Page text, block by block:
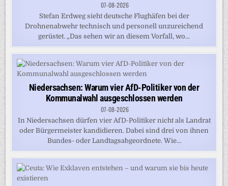
07-08-2026
Stefan Erdweg sieht deutsche Flughäfen bei der
Drohnenabwehr technisch und personell unzureichend
gerüstet. „Das sehen wir an diesem Vorfall, wo...
Niedersachsen: Warum vier AfD-Politiker von der
Kommunalwahl ausgeschlossen werden
07-08-2026
In Niedersachsen dürfen vier AfD-Politiker nicht als Landrat
oder Bürgermeister kandidieren. Dabei sind drei von ihnen
Bundes- oder Landtagsabgeordnete. Wie...